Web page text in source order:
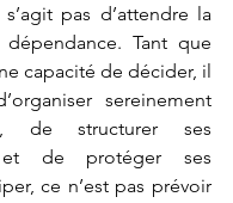
pas d’attendre la
Tant que
capacité de décider, il
sereinement
de structurer ses
et de protéger ses
ce n’est pas prévoir